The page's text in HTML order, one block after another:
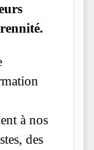
à nos
des